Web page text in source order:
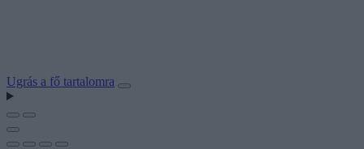
Ugrás a fő tartalomra